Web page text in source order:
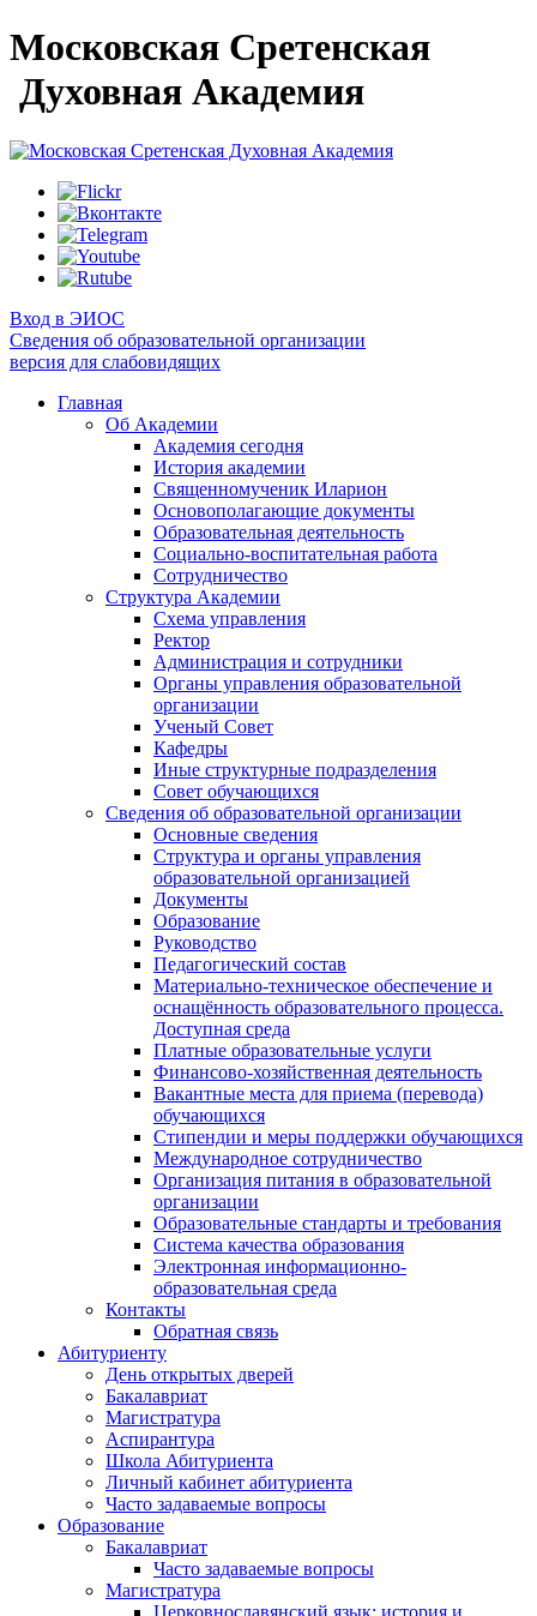
Московская Сретенская
Духовная Академия
Вход в ЭИОС
Сведения об образовательной организации
версия для слабовидящих
Главная
Об Академии
Академия сегодня
История академии
Священномученик Иларион
Основополагающие документы
Образовательная деятельность
Социально-воспитательная работа
Сотрудничество
Структура Академии
Схема управления
Ректор
Администрация и сотрудники
Органы управления образовательной
организации
Ученый Совет
Кафедры
Иные структурные подразделения
Совет обучающихся
Сведения об образовательной организации
Основные сведения
Структура и органы управления
образовательной организацией
Документы
Образование
Руководство
Педагогический состав
Материально-техническое обеспечение и
оснащённость образовательного процесса.
Доступная среда
Платные образовательные услуги
Финансово-хозяйственная деятельность
Вакантные места для приема (перевода)
обучающихся
Стипендии и меры поддержки обучающихся
Международное сотрудничество
Организация питания в образовательной
организации
Образовательные стандарты и требования
Система качества образования
Электронная информационно-
образовательная среда
Контакты
Обратная связь
Абитуриенту
День открытых дверей
Бакалавриат
Магистратура
Аспирантура
Школа Абитуриента
Личный кабинет абитуриента
Часто задаваемые вопросы
Образование
Бакалавриат
Часто задаваемые вопросы
Магистратура
Церковнославянский язык: история и